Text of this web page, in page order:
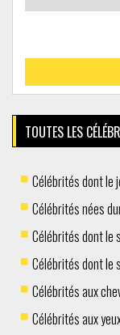
TOUTES LES
Célébrités dont le
Célébrités nées
Célébrités dont le
Célébrités dont le
Célébrités aux
Célébrités aux